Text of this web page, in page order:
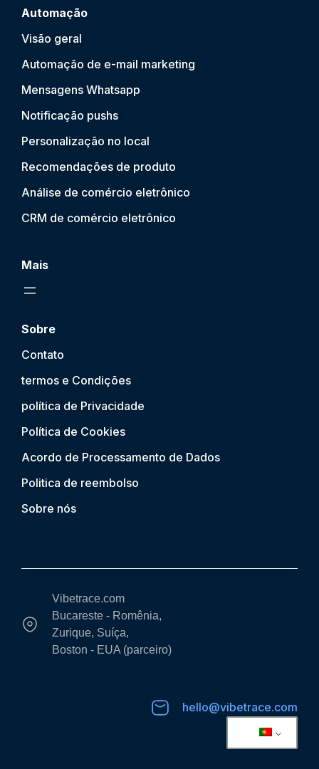
Automação
Visão geral
Automação de e-mail marketing
Mensagens Whatsapp
Notificação pushs
Personalização no local
Recomendações de produto
Análise de comércio eletrônico
CRM de comércio eletrônico
Mais
Sobre
Contato
termos e Condições
política de Privacidade
Política de Cookies
Acordo de Processamento de Dados
Politica de reembolso
Sobre nós
Vibetrace.com
Bucareste - Romênia,
Zurique, Suíça,
Boston - EUA (parceiro)
hello@vibetrace.com